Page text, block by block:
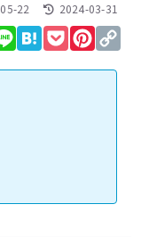
22 2024-03-31
Line HatenaPocket